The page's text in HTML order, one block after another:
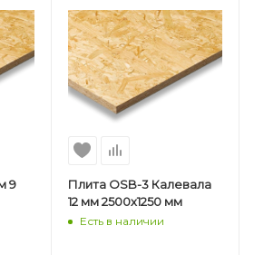
9
Плита OSB-3 Калевала
12 мм 2500х1250 мм
Есть в наличии